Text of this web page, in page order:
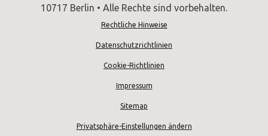
10717 Berlin • Alle Rechte sind vorbehalten.
Rechtliche Hinweise
Datenschutzrichtlinien
Cookie-Richtlinien
Impressum
Sitemap
Privatsphäre-Einstellungen ändern